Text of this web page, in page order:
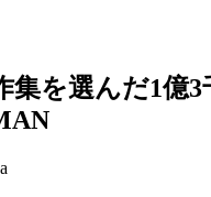
集を選んだ1億